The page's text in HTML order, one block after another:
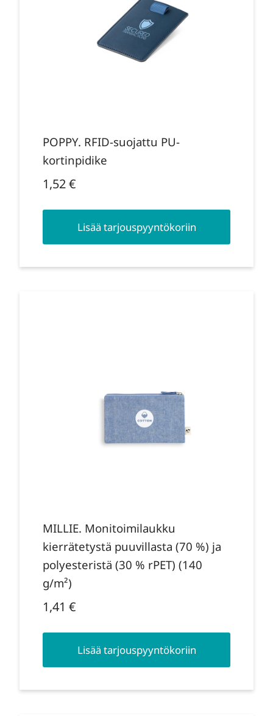
POPPY. RFID-suojattu PU-
kortinpidike
1,52€
Lisää tarjouspyyntökoriin
MILLIE. Monitoimilaukku
kierrätetystä puuvillasta (70 %) ja
polyesteristä (30 % rPET) (140
g/m²)
1,41 €
Lisää tarjouspyyntökoriin